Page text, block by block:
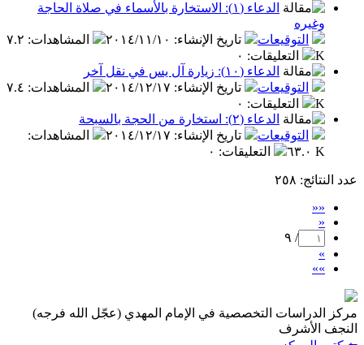
الدعاء (١): الاستخارة بالأسماء في صلاة الحاجة
وغيره
التوقيعات
تاريخ الإنشاء: ٢٠١٤/١١/١٠ المشاهدات: ٧.٢
K
التعليقات: ٠
الدعاء (١٠): زيارة آل يس في نقل آخر
التوقيعات
تاريخ الإنشاء: ٢٠١٤/١٢/١٧ المشاهدات: ٧.٤
K
التعليقات: ٠
الدعاء (٢): استخارة من الحجة بالسبحة
التوقيعات
تاريخ الإنشاء: ٢٠١٤/١٢/١٧ المشاهدات:
٦٣.٠ K
التعليقات: ٠
عدد النتائج: ٢٥٨
««
«
/ ٩
»
»»
مركز الدراسات التخصصية في الإمام المهدي (عجّل الله فرجه)
النجف الأشرف